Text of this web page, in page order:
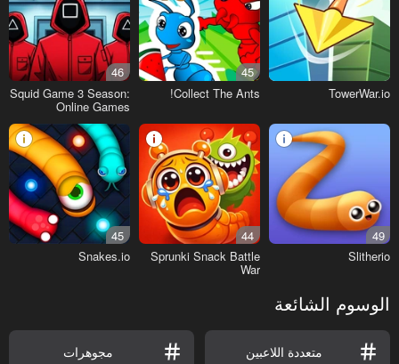
TowerWar.io
45
Collect The Ants!
46
Squid Game 3 Season:
Online Games
49
Slitherio
44
Sprunki Snack Battle
War
45
Snakes.io
الوسوم الشائعة
متعددة اللاعبين مجوهرات